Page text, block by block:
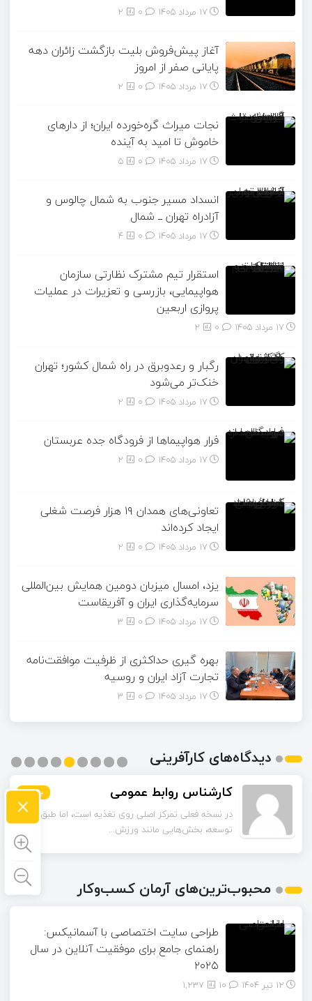
17 مرداد 1405 2
آغاز پیش‌فروش بلیت بازگشت زائران دهه
پایانی صفر از امروز
17 مرداد 1405 2
نجات میراث گره‌خورده ایران؛ از دارهای
خاموش تا امید به آینده
17 مرداد 1405 5
انسداد مسیر جنوب به شمال چالوس و
آزادراه تهران ــ شمال
17 مرداد 1405 4
استقرار تیم مشترک نظارتی سازمان
هواپیمایی، بازرسی و تعزیرات در عملیات
پروازی اربعین
17 مرداد 1405 2
رگبار و رعدوبرق در راه شمال کشور؛ تهران
خنک‌تر می‌شود
17 مرداد 1405 2
فرار هواپیماها از فرودگاه جده عربستان
17 مرداد 1405 2
تعاونی‌های همدان ۱۹ هزار فرصت شغلی
ایجاد کرده‌اند
17 مرداد 1405 2
یزد، امسال میزبان دومین همایش بین‌المللی
سرمایه‌گذاری ایران و آفریقاست
17 مرداد 1405 3
بهره گیری حداکثری از ظرفیت موافقت‌نامه
تجارت آزاد ایران و روسیه
17 مرداد 1405 3
دیدگاه‌های کارآفرینی
بیشتر
بیشتر
بیشتر
بیشتر کارشناس روابط عمومی بیشتر
در نسخه فعلی تمرکز اصلی روی تغذیه است، اما طبق برنامه
توسعه، بخش‌هایی مانند ورزش...
بیشتر
بیشتر
بیشتر
بیشتر
محبوب‌ترین‌های آرمان کسب‌وکار
طراحی سایت اختصاصی با آسمانیکس:
راهنمای جامع برای موفقیت آنلاین در سال
۲۰۲۵
12 تیر 1404 1,237
×